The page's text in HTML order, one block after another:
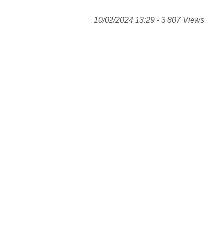
10/02/2024 13:29 - 3 807 Views